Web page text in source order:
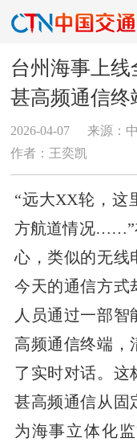
台州海事上
甚高频通信终
2026-04-07 来源：
作者：王奕凯
“远大XX轮，这
方航道情况……”
心，类似的无线
今天的通信方式
人员通过一部
高频通信终端，
了实时对话。这
甚高频通信从固
为海事立体化